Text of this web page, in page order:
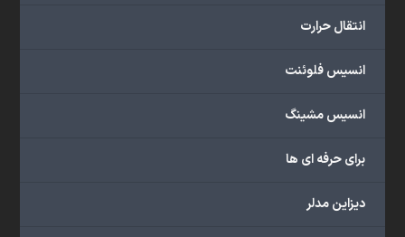
انتقال حرارت
انسیس فلوئنت
انسیس مشینگ
برای حرفه ای ها
دیزاین مدلر
(CFD)
هستند.
ما
گسترده‌ای
با